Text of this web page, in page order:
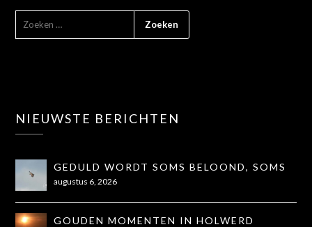
NIEUWSTE BERICHTEN
GEDULD WORDT SOMS BELOOND, SOMS
OOK NIET...
augustus 6, 2026
GOUDEN MOMENTEN IN HOLWERD